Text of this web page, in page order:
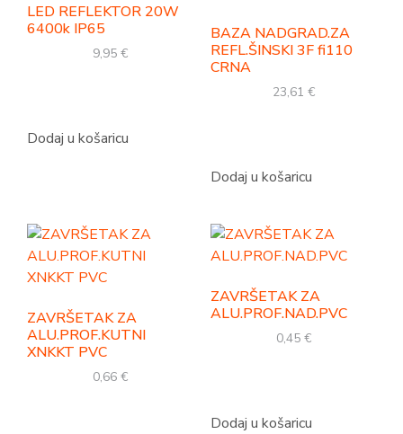
LED REFLEKTOR 20W
6400k IP65
9,95 €
Dodaj u košaricu
BAZA NADGRAD.ZA
REFL.ŠINSKI 3F fi110
CRNA
23,61 €
Dodaj u košaricu
ZAVRŠETAK ZA
ALU.PROF.KUTNI
XNKKT PVC
0,66 €
ZAVRŠETAK ZA
ALU.PROF.NAD.PVC
0,45 €
Dodaj u košaricu